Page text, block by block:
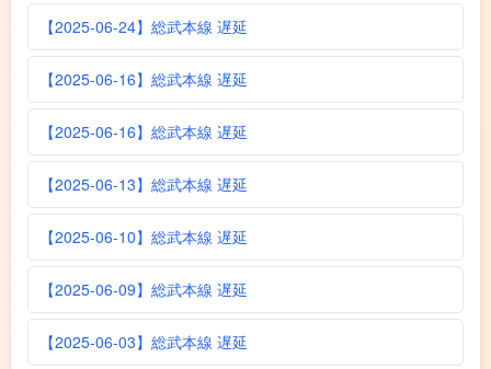
【2025-06-24】総武本線 遅延
【2025-06-16】総武本線 遅延
【2025-06-16】総武本線 遅延
【2025-06-13】総武本線 遅延
【2025-06-10】総武本線 遅延
【2025-06-09】総武本線 遅延
【2025-06-03】総武本線 遅延